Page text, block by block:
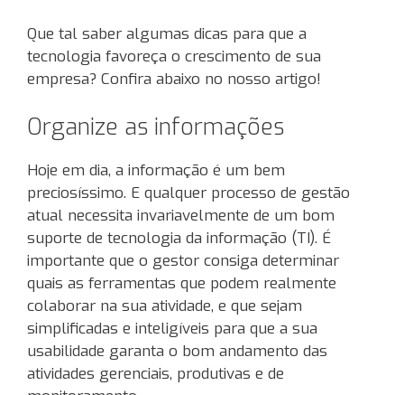
Que tal saber algumas dicas para que a
tecnologia favoreça o crescimento de sua
empresa? Confira abaixo no nosso artigo!
Organize as informações
Hoje em dia, a informação é um bem
preciosíssimo. E qualquer processo de gestão
atual necessita invariavelmente de um bom
suporte de tecnologia da informação (TI). É
importante que o gestor consiga determinar
quais as ferramentas que podem realmente
colaborar na sua atividade, e que sejam
simplificadas e inteligíveis para que a sua
usabilidade garanta o bom andamento das
atividades gerenciais, produtivas e de